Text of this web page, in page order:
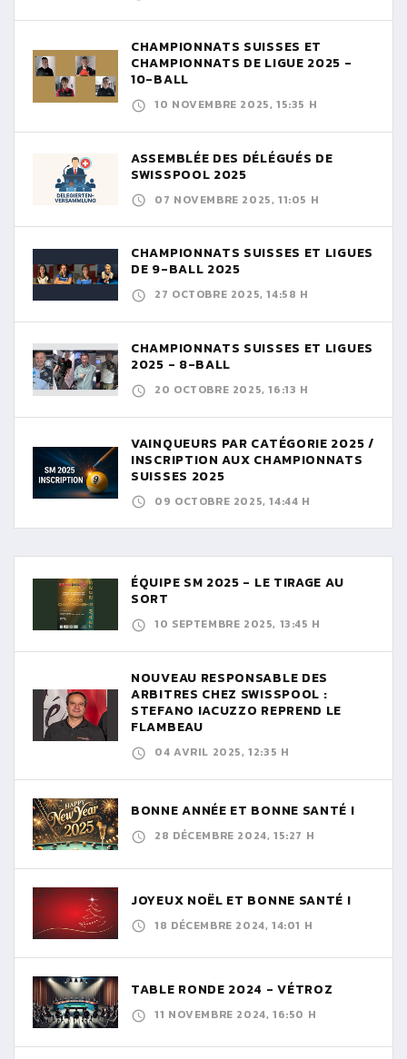
CHAMPIONNATS SUISSES ET
CHAMPIONNATS DE LIGUE 2025 -
10-BALL
10 NOVEMBRE 2025, 15:35 H
ASSEMBLÉE DES DÉLÉGUÉS DE
SWISSPOOL 2025
07 NOVEMBRE 2025, 11:05 H
CHAMPIONNATS SUISSES ET LIGUES
DE 9-BALL 2025
27 OCTOBRE 2025, 14:58 H
CHAMPIONNATS SUISSES ET LIGUES
2025 - 8-BALL
20 OCTOBRE 2025, 16:13 H
VAINQUEURS PAR CATÉGORIE 2025 /
INSCRIPTION AUX CHAMPIONNATS
SUISSES 2025
09 OCTOBRE 2025, 14:44 H
ÉQUIPE SM 2025 - LE TIRAGE AU
SORT
10 SEPTEMBRE 2025, 13:45 H
NOUVEAU RESPONSABLE DES
ARBITRES CHEZ SWISSPOOL :
STEFANO IACUZZO REPREND LE
FLAMBEAU
04 AVRIL 2025, 12:35 H
BONNE ANNÉE ET BONNE SANTÉ !
28 DÉCEMBRE 2024, 15:27 H
JOYEUX NOËL ET BONNE SANTÉ !
18 DÉCEMBRE 2024, 14:01 H
TABLE RONDE 2024 - VÉTROZ
11 NOVEMBRE 2024, 16:50 H